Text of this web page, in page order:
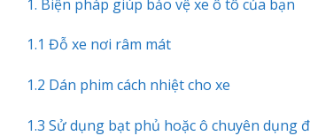
1. Biện pháp giúp bảo vệ xe ô tô của bạn
1.1 Đỗ xe nơi râm mát
1.2 Dán phim cách nhiệt cho xe
1.3 Sử dụng bạt phủ hoặc ô chuyên dụng